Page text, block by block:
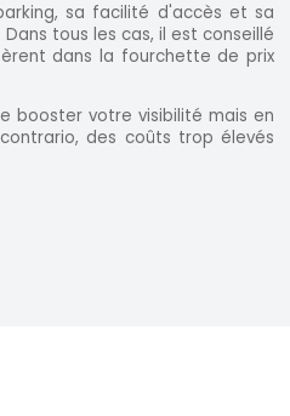
sa facilité d'accès et sa
tous les cas, il est conseillé
dans la fourchette de prix
booster votre visibilité mais en
des coûts trop élevés